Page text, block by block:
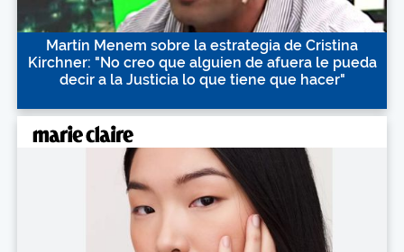
Martín Menem sobre la estrategia de Cristina
Kirchner: "No creo que alguien de afuera le pueda
decir a la Justicia lo que tiene que hacer"